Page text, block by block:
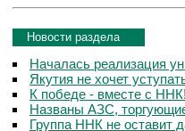
Новости раздела
Началась реализация
Якутия не хочет
К победе - вместе с
Названы АЗС,
Группа ННК не оставит